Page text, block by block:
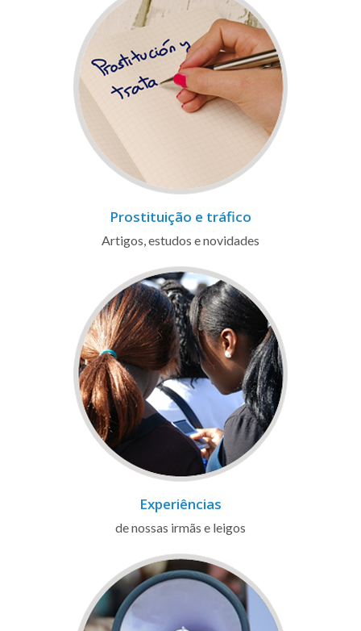
Prostituição e tráfico
Artigos, estudos e novidades
Experiências
de nossas irmãs e leigos